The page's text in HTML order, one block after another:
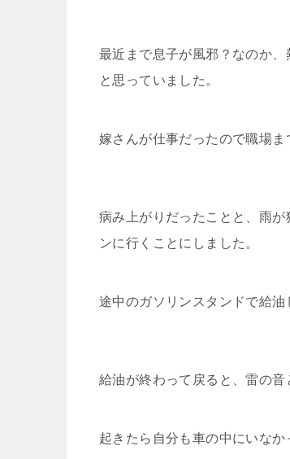
e a
最近まで息子が風邪？なのか
と思っていました。
嫁さんが仕事だったので職場ま
病み上がりだったことと、雨
ンに行くことにしました。
途中のガソリンスタンドで給油
給油が終わって戻ると、雷の音
起きたら自分も車の中にいな